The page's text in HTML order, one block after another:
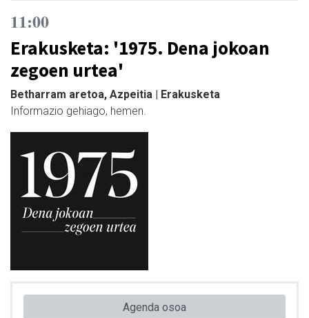
11:00
Erakusketa: '1975. Dena jokoan
zegoen urtea'
Betharram aretoa, Azpeitia | Erakusketa
Informazio gehiago, hemen.
Agenda osoa